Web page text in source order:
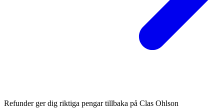
Refunder ger dig riktiga pengar tillbaka på Clas Ohlson